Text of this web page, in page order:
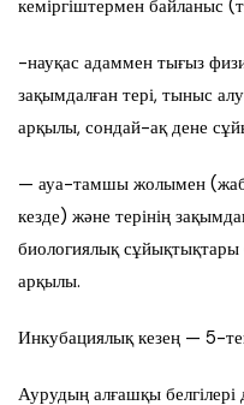
кеміргіштермен байланыс
-науқас адаммен тығыз
зақымдалған тері, тыныс
арқылы, сондай-ақ дене
— ауа-тамшы жолымен
кезде) және терінің
биологиялық
арқылы.
Инкубациялық кезең — 5-
Аурудың алғашқы